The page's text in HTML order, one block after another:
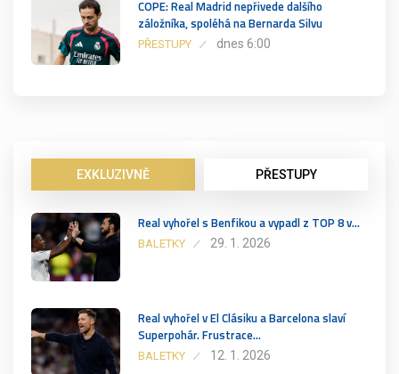
COPE: Real Madrid nepřivede dalšího
záložníka, spoléhá na Bernarda Silvu
PŘESTUPY dnes 6:00
EXKLUZIVNĚ PŘESTUPY
Real vyhořel s Benfikou a vypadl z TOP 8 v…
BALETKY 29. 1. 2026
Real vyhořel v El Clásiku a Barcelona slaví
Superpohár. Frustrace…
BALETKY 12. 1. 2026